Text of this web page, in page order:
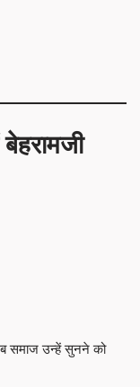
समाज उन्हें सुनने को